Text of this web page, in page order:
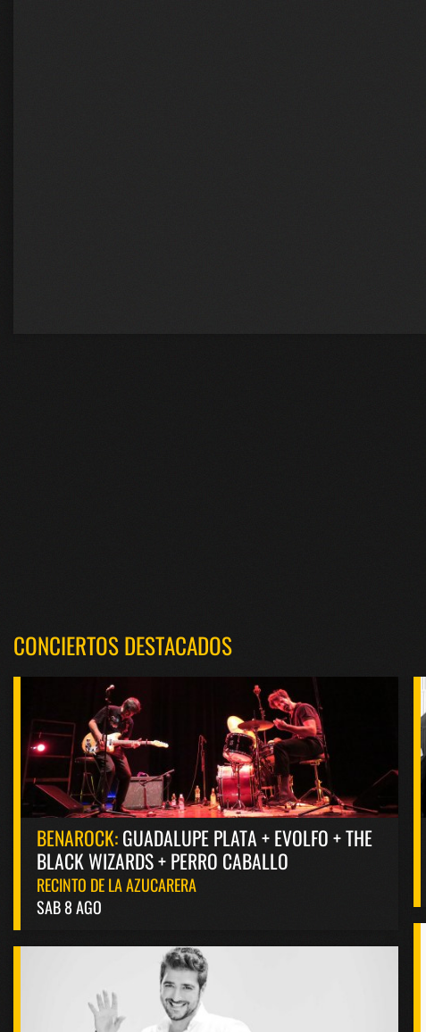
CONCIERTOS DESTACADOS
BENAROCK:GUADALUPE PLATA + EVOLFO + THE
BLACK WIZARDS + PERRO CABALLO
RECINTO DE LA AZUCARERA
SAB 8 AGO